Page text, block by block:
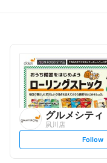
グルメシティ
夙川店
s
t
Follow